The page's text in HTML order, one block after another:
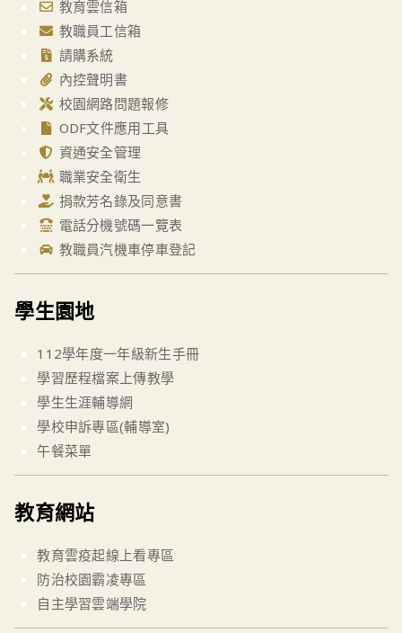
教育雲信箱
教職員工信箱
請購系統
內控聲明書
校園網路問題報修
ODF文件應用工具
資通安全管理
職業安全衛生
捐款芳名錄及同意書
電話分機號碼一覽表
教職員汽機車停車登記
學生園地
112學年度一年級新生手冊
學習歷程檔案上傳教學
學生生涯輔導網
學校申訴專區(輔導室)
午餐菜單
教育網站
教育雲疫起線上看專區
防治校園霸凌專區
自主學習雲端學院